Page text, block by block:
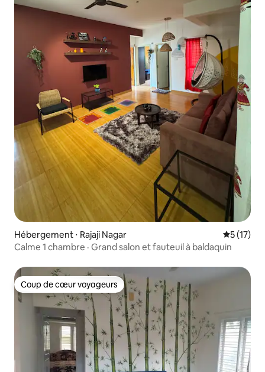
Hébergement ⋅ Rajaji Nagar
5 (17)
Calme 1 chambre · Grand salon et fauteuil à baldaquin
Coup de cœur voyageurs
Coup de cœur voyageurs